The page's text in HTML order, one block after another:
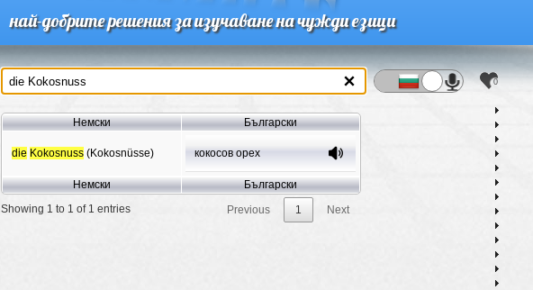
най-добрите решения за изучаване на чужди езици
0
Немски Български
die Kokosnuss (Kokosnüsse) кокосов орех
Немски
Български
Showing 1 to 1 of 1 entries
Previous 1 Next